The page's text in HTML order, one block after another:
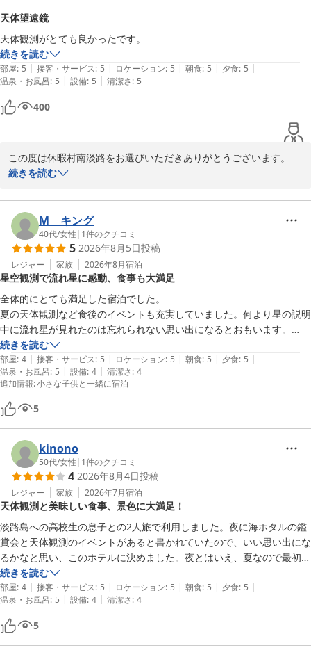
天体望遠鏡
天体観測がとても良かったです。
続きを読む
部屋: 5 | 接客・サービス: 5 | ロケーション: 5 | 朝食: 5 | 夕食: 5 |
温泉・お風呂: 5 | 設備: 5 | 清潔さ: 5
400
この度は休暇村南淡路をお選びいただきありがとうございます。
います。
また、天体観測は季節によって色々な星や惑星を観察することがで
きますので、ぜひ、また違った星をみにきてください。
休暇村 南淡路 ＜淡路島＞
2026-05-25
続きを読む
M キング
40代/女性 | 1件のクチコミ
5 2026年8月5日投稿
レジャー 家族 2026年8月宿泊
星空観測で流れ星に感動、食事も大満足
全体的にとても満足した宿泊でした。
夏の天体観測など食後のイベントも充実していました。何より星の説明
中に流れ星が見れたのは忘れられない思い出になるとおもいます。
朝食夕食ともに人で混雑することなくスムーズに取りに行くことが出来
たし、ライブキッチンもあって、とても美味しかったです
続きを読む
部屋: 4 | 接客・サービス: 5 | ロケーション: 5 | 朝食: 5 | 夕食: 5 |
温泉・お風呂: 5 | 設備: 4 | 清潔さ: 4
追加情報:小さな子供と一緒に宿泊
5
kinono
50代/女性 | 1件のクチコミ
4 2026年8月4日投稿
レジャー 家族 2026年7月宿泊
天体観測と美味しい食事、景色に大満足！
淡路島への高校生の息子との2人旅で利用しました。夜に海ホタルの鑑
賞会と天体観測のイベントがあると書かれていたので、いい思い出にな
るかなと思い、このホテルに決めました。夜とはいえ、夏なので最初は
かなり暑く感じましたが、所々にサーキュレーターやクーラーなどを設
置してくれてあり、途中からはあまり暑さも感じませんでした。大きな
天体望遠鏡で星と月を観測させてもらえて、とてもいい思い出になりま
した。ちょうど満月の翌日だったので、眩しいくらいの大きな月の月面
を観ることができ、とても感動しました。夜空の星についても夏の大三
角形など、星座についても教えてもらえて楽しかったです。朝夕のビュ
続きを読む
部屋: 4 | 接客・サービス: 5 | ロケーション: 5 | 朝食: 5 | 夕食: 5 |
温泉・お風呂: 5 | 設備: 4 | 清潔さ: 4
5